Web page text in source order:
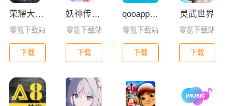
荣耀大天使手游
零氪下载站
下载
妖神传GM版
零氪下载站
下载
qooapp安卓版
零氪下载站
下载
灵武世界
零氪下载站
下载